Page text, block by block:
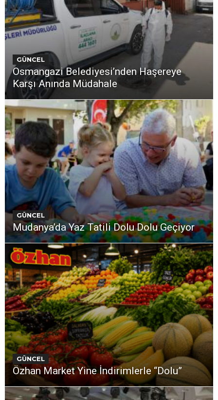
GÜNCEL
Osmangazi Belediyesi’nden Haşereye
Karşı Anında Müdahale
GÜNCEL
Mudanya’da Yaz Tatili Dolu Dolu Geçiyor
GÜNCEL
Özhan Market Yine İndirimlerle “Dolu”